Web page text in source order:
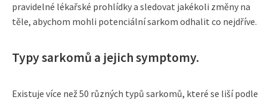
pravidelné lékařské prohlídky a sledovat jakékoli změny na
těle, abychom mohli potenciální sarkom odhalit co nejdříve.
Typy sarkomů a jejich symptomy.
Existuje více než 50 různých typů sarkomů, které se liší podle